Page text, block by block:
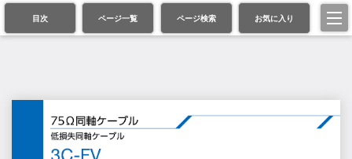
目次 ページ一覧 ページ検索 お気に入り